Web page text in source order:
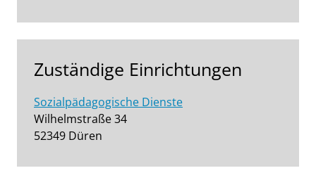
Zuständige Einrichtungen
Sozialpädagogische Dienste
Wilhelmstraße 34
52349 Düren